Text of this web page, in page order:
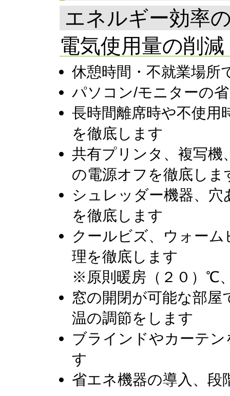
エネルギー効率
電気使用量の削減
休憩時間・不就業場所
パソコン/モニターの
長時間離席時や不使用
を徹底します
共有プリンタ、複写機
の電源オフを徹底しま
シュレッダー機器、
を徹底します
クールビズ、ウォー
理を徹底します
※原則暖房（２０）℃
窓の開閉が可能な部
温の調節をします
ブラインドやカーテ
す
省エネ機器の導入、段